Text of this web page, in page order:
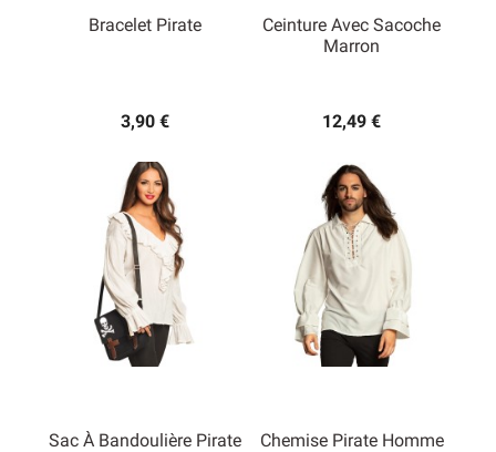
Bracelet Pirate
3,90 €
Ceinture Avec Sacoche
Marron
12,49 €
Sac À Bandoulière Pirate Chemise Pirate Homme